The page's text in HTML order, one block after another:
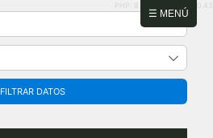
☰ MENÚ
PHP: 8.2.31 | MySQL: 8.0.43
FILTRAR DATOS